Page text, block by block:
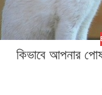
কিভাবে আপনার